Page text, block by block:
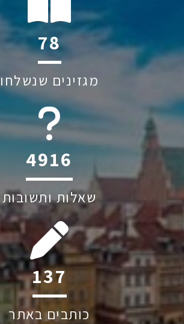
124
מגזינים שנשלחו
6045
שאלות ותשובות
218
כותבים באתר